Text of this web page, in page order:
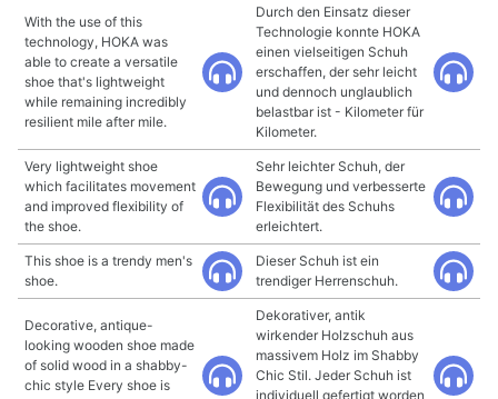
With the use of this
technology, HOKA was
able to create a versatile
shoe that's lightweight
while remaining incredibly
resilient mile after mile.
Durch den Einsatz dieser
Technologie konnte HOKA
einen vielseitigen Schuh
erschaffen, der sehr leicht
und dennoch unglaublich
belastbar ist - Kilometer für
Kilometer.
Very lightweight shoe
which facilitates movement
and improved flexibility of
the shoe.
Sehr leichter Schuh, der
Bewegung und verbesserte
Flexibilität des Schuhs
erleichtert.
This shoe is a trendy men's
shoe.
Dieser Schuh ist ein
trendiger Herrenschuh.
Decorative, antique-
looking wooden shoe made
of solid wood in a shabby-
chic style Every shoe is
Dekorativer, antik
wirkender Holzschuh aus
massivem Holz im Shabby
Chic Stil. Jeder Schuh ist
individuell gefertigt worden